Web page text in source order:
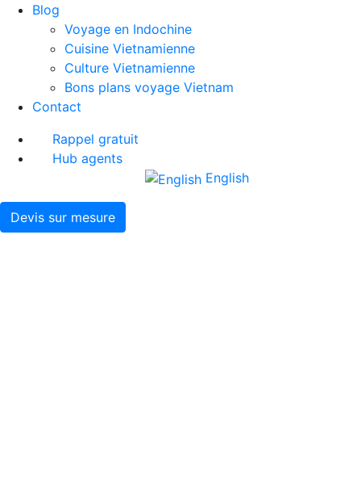
Blog
Voyage en Indochine
Cuisine Vietnamienne
Culture Vietnamienne
Bons plans voyage Vietnam
Contact
Rappel gratuit
Hub agents
English
Devis sur mesure